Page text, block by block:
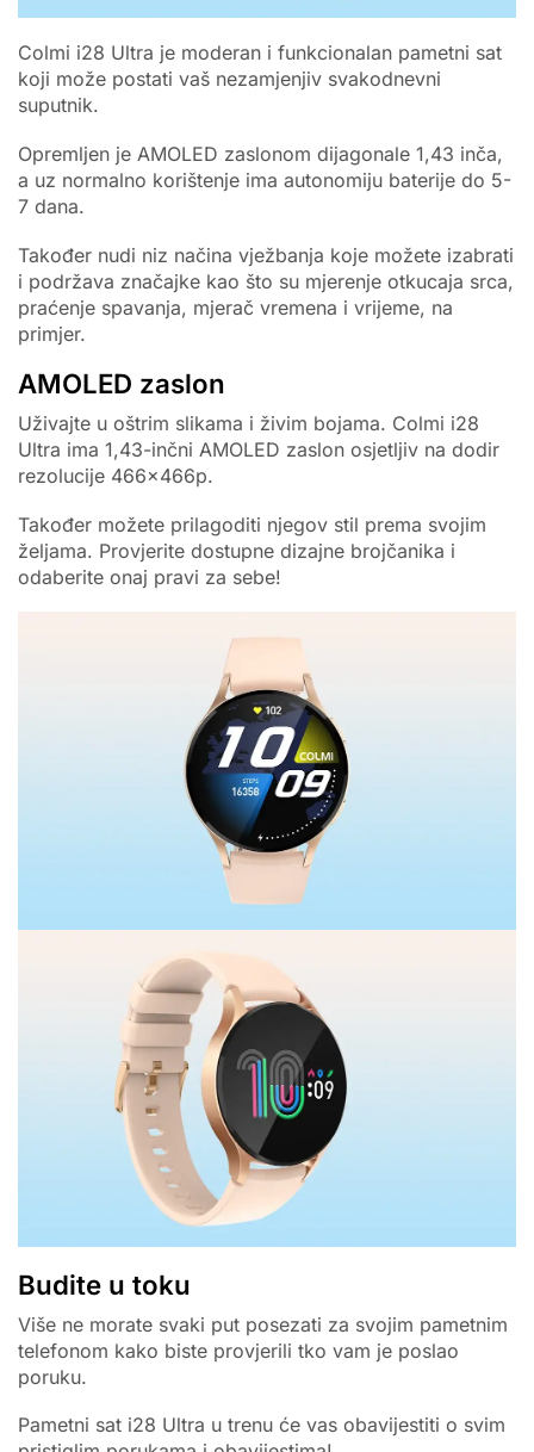
Colmi i28 Ultra je moderan i funkcionalan pametni sat
koji može postati vaš nezamjenjiv svakodnevni
suputnik.
Opremljen je AMOLED zaslonom dijagonale 1,43 inča,
a uz normalno korištenje ima autonomiju baterije do 5-
7 dana.
Također nudi niz načina vježbanja koje možete izabrati
i podržava značajke kao što su mjerenje otkucaja srca,
praćenje spavanja, mjerač vremena i vrijeme, na
primjer.
AMOLED zaslon
Uživajte u oštrim slikama i živim bojama. Colmi i28
Ultra ima 1,43-inčni AMOLED zaslon osjetljiv na dodir
rezolucije 466x466p.
Također možete prilagoditi njegov stil prema svojim
željama. Provjerite dostupne dizajne brojčanika i
odaberite onaj pravi za sebe!
Budite u toku
Više ne morate svaki put posezati za svojim pametnim
telefonom kako biste provjerili tko vam je poslao
poruku.
Pametni sat i28 Ultra u trenu će vas obavijestiti o svim